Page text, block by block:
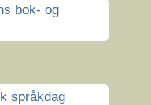
bok- og
språkdag